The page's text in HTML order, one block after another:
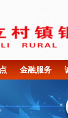
金融服务